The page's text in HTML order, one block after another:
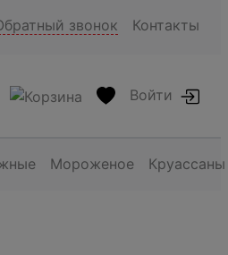
звонок Контакты
Войти
Мороженое Круассаны